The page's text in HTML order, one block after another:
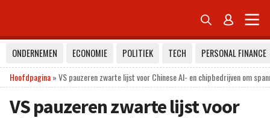
 
ONDERNEMEN ECONOMIE POLITIEK TECH
PERSONAL FINANCE
Hoofdpagina»VS pauzeren zwarte lijst voor Chinese AI- en chipbedrijven om
VS pauzeren zwarte lijst voor